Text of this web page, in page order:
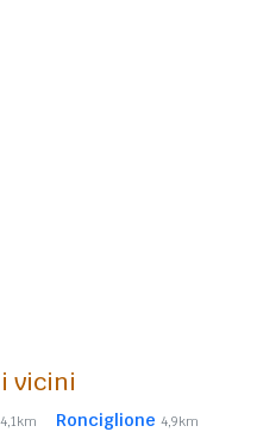
vicini
4,1km Ronciglione 4,9km